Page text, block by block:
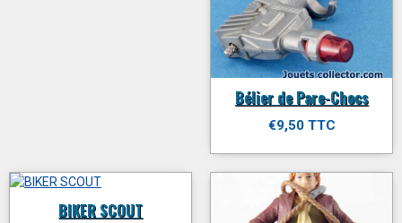
Bélier de Pare-Chocs
€9,50 TTC
BIKER SCOUT